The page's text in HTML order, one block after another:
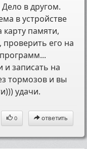
Дело в другом.
в устройстве
памяти,
его на
и записать на
тормозов и вы
удачи.
0 ответить